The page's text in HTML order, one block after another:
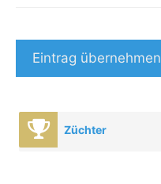
Eintrag übernehmen
Züchter